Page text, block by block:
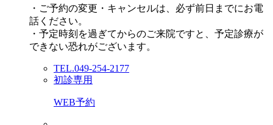
・ご予約の変更・キャンセルは、必ず前日までにお電
話ください。
・予定時刻を過ぎてからのご来院ですと、予定診療が
できない恐れがございます。
TEL.049-254-2177
初診専用
WEB予約